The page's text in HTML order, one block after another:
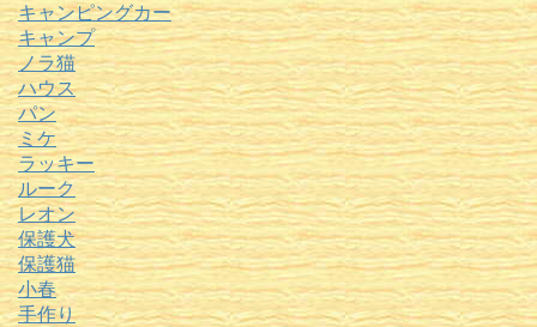
キャンピングカー
キャンプ
ノラ猫
ハウス
パン
ミケ
ラッキー
ルーク
レオン
保護犬
保護猫
小春
手作り